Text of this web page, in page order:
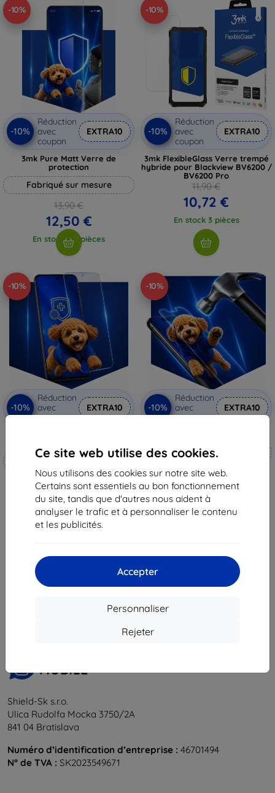
Ce site web utilise des cookies.
Nous utilisons des cookies sur notre site web.
Certains sont essentiels au bon fonctionnement
du site, tandis que d'autres nous aident à
analyser le trafic et à personnaliser le contenu
et les publicités.
Accepter
Personnaliser
Rejeter
-10%
-10%
Réduction
avec
coupon
EXTRA10
3mk Pure Matt Verre de
protection
Fabriqué sur mesure
13,90 €
12,50 €
En stock > 5 pièces
-10%
-10%
Réduction
avec
coupon
EXTRA10
3mk FlexibleGlass Verre trempé
hybride pour Blackview BV6200 /
BV6200 Pro
11,90 €
10,72 €
En stock 3 pièces
-10%
-10%
Réduction
avec
coupon
EXTRA10
Fabriqué sur mesure
19,90 €
17,90 €
En stock > 5 pièces
-10%
-10%
Réduction
avec
coupon
EXTRA10
Fabriqué sur mesure
20,90 €
18,82 €
En stock 4 pièces
du total
Shield-Sk s.r.o.
Ulica Rudolfa Mocka 3750/2A
841 04 Bratislava
Numéro d’identification d’entreprise : 46701494
N° de TVA : SK2023549671